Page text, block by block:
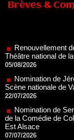
Brèves & Com
05/08/2026
Nomination de
Scène nationale de
22/07/2026
Nomination de
de la Comédie de
Est Alsace
07/07/2026
Thomas Jolly et
TNP